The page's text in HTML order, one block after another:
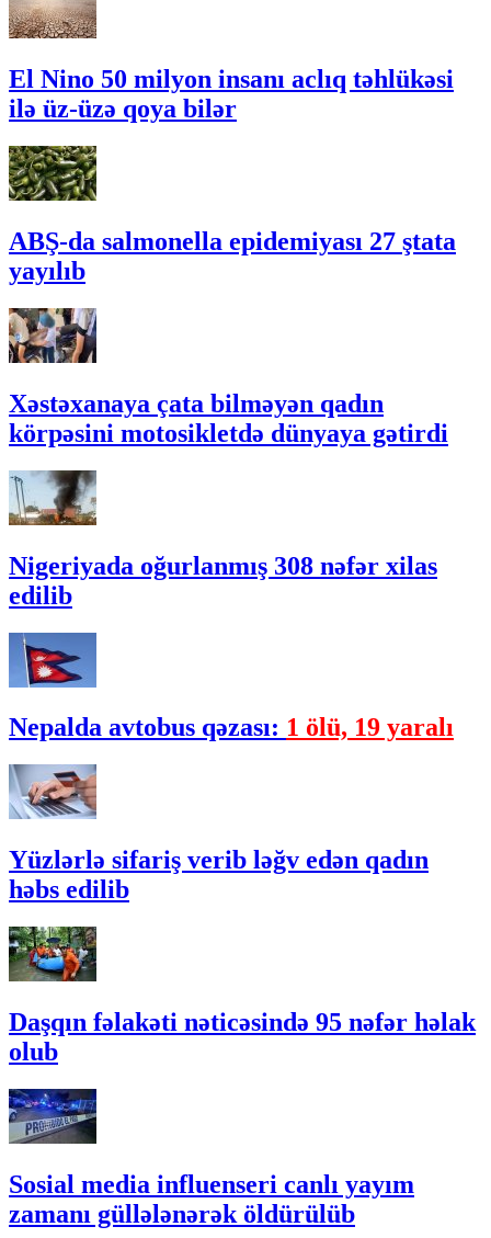
El Nino 50 milyon insanı aclıq təhlükəsi
ilə üz-üzə qoya bilər
ABŞ-da salmonella epidemiyası 27 ştata
yayılıb
Xəstəxanaya çata bilməyən qadın
körpəsini motosikletdə dünyaya gətirdi
Nigeriyada oğurlanmış 308 nəfər xilas
edilib
Nepalda avtobus qəzası: 1 ölü, 19 yaralı
Yüzlərlə sifariş verib ləğv edən qadın
həbs edilib
Daşqın fəlakəti nəticəsində 95 nəfər həlak
olub
Sosial media influenseri canlı yayım
zamanı güllələnərək öldürülüb